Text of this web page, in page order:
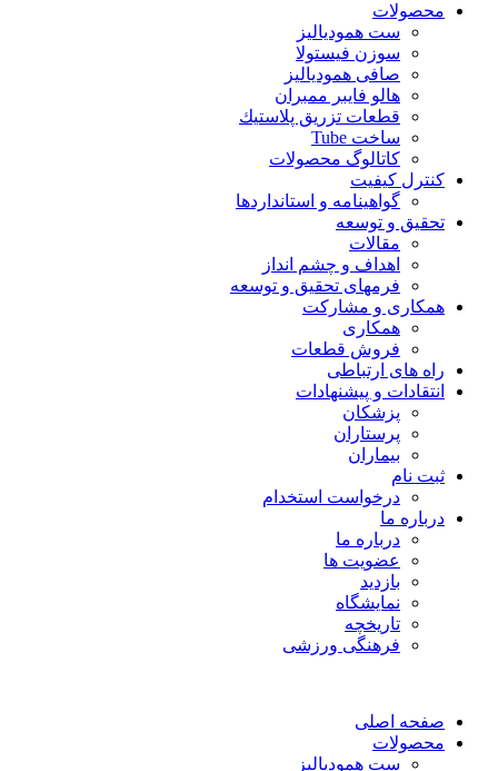
محصولات
ست همودیالیز
سوزن فیستولا
صافی همودیالیز
هالو فایبر ممبران
قطعات تزريق پلاستيك
ساخت Tube
کاتالوگ محصولات
کنترل کیفیت
گواهينامه و استانداردها
تحقيق و توسعه
مقالات
اهداف و چشم انداز
فرمهای تحقیق و توسعه
همکاری و مشارکت
همکاری
فروش قطعات
راه های ارتباطی
انتقادات و پيشنهادات
پزشكان
پرستاران
بيماران
ثبت نام
درخواست استخدام
درباره ما
درباره ما
عضویت ها
بازدید
نمایشگاه
تاريخچه
فرهنگی ورزشی
صفحه اصلی
محصولات
ست همودیالیز